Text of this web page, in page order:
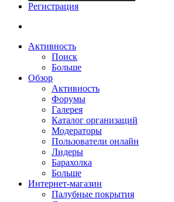
Регистрация
Активность
Поиск
Больше
Обзор
Активность
Форумы
Галерея
Каталог организаций
Модераторы
Пользователи онлайн
Лидеры
Барахолка
Больше
Интернет-магазин
Палубные покрытия